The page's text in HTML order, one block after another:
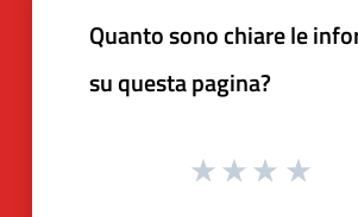
Quanto sono chiare le
su questa pagina?